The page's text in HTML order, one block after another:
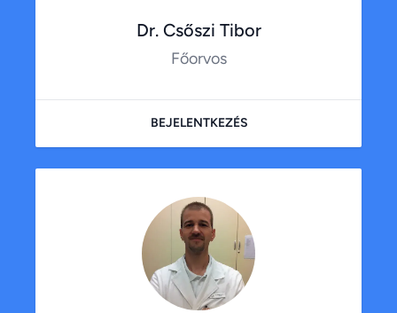
Dr. Csőszi Tibor
Főorvos
BEJELENTKEZÉS